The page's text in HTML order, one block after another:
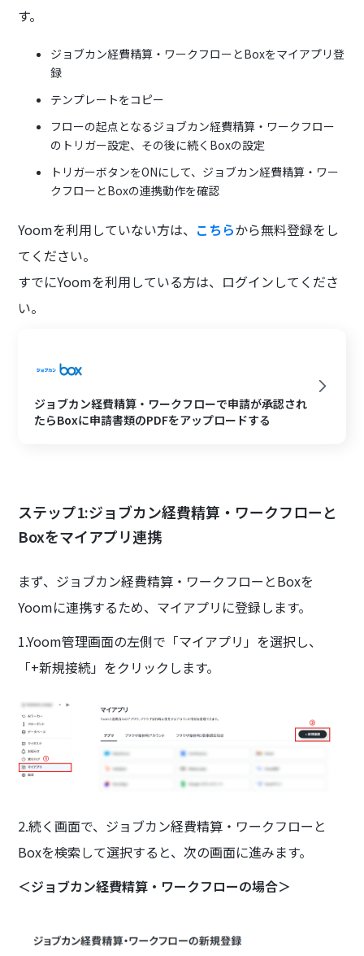
す。
ジョブカン経費精算・ワークフローとBoxをマイアプリ登
録
テンプレートをコピー
フローの起点となるジョブカン経費精算・ワークフロー
のトリガー設定、その後に続くBoxの設定
トリガーボタンをONにして、ジョブカン経費精算・ワー
クフローとBoxの連携動作を確認
Yoomを利用していない方は、 こちらから無料登録をし
てください。
すでにYoomを利用している方は、ログインしてくださ
い。
ジョブカン経費精算・ワークフローで申請が承認され
たらBoxに申請書類のPDFをアップロードする
ステップ1:ジョブカン経費精算・ワークフローと
Boxをマイアプリ連携
まず、ジョブカン経費精算・ワークフローとBoxを
Yoomに連携するため、マイアプリに登録します。
1.Yoom管理画面の左側で「マイアプリ」を選択し、
「+新規接続」をクリックします。
2.続く画面で、ジョブカン経費精算・ワークフローと
Boxを検索して選択すると、次の画面に進みます。
＜ジョブカン経費精算・ワークフローの場合＞